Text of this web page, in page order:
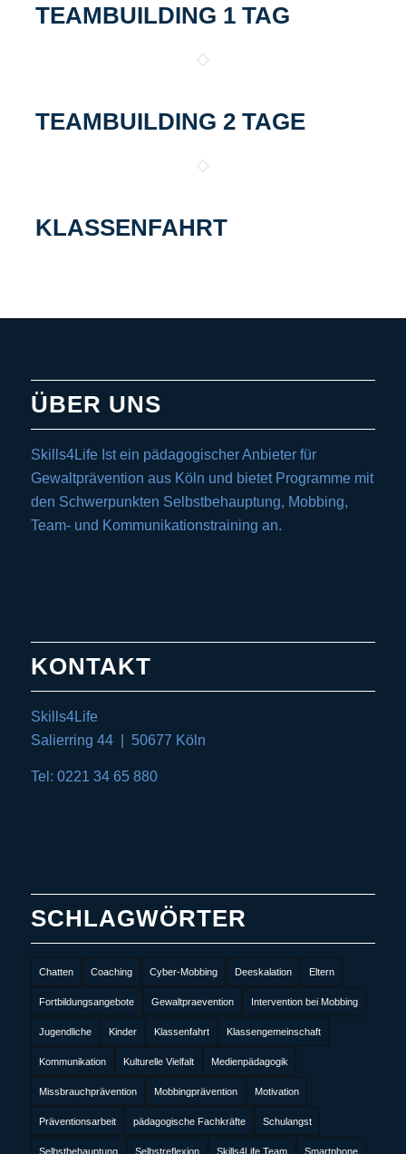
TEAMBUILDING 1 TAG
TEAMBUILDING 2 TAGE
KLASSENFAHRT
ÜBER UNS
Skills4Life Ist ein pädagogischer Anbieter für
Gewaltprävention aus Köln und bietet Programme mit
den Schwerpunkten Selbstbehauptung, Mobbing,
Team- und Kommunikationstraining an.
KONTAKT
Skills4Life
Salierring 44 | 50677 Köln
Tel: 0221 34 65 880
SCHLAGWÖRTER
Chatten Coaching Cyber-Mobbing Deeskalation Eltern
Fortbildungsangebote Gewaltpraevention Intervention bei Mobbing
Jugendliche Kinder Klassenfahrt Klassengemeinschaft
Kommunikation Kulturelle Vielfalt Medienpädagogik
Missbrauchprävention Mobbingprävention Motivation
Präventionsarbeit pädagogische Fachkräfte Schulangst
Selbstbehauptung Selbstreflexion Skills4Life Team Smartphone